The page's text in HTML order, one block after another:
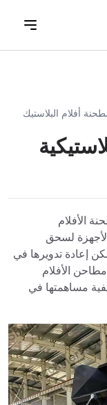
أفلام البلاستيك
الأفلام
لسحق
إعادة تدويرها في
الأفلام
مساهمتها في